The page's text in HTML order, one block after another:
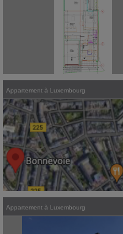
Appartement à Luxembourg
Appartement à Luxembourg